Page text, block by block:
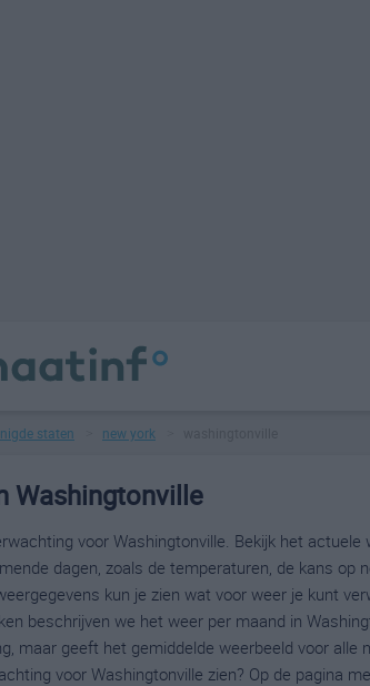
staten new york
Washingtonville
voor Washingtonville. Bekijk het actuele
dagen, zoals de temperaturen, de kans op
kun je zien wat voor weer je kunt
beschrijven we het weer per maand in
maar geeft het gemiddelde weerbeeld voor alle
voor Washingtonville zien? Op de pagina